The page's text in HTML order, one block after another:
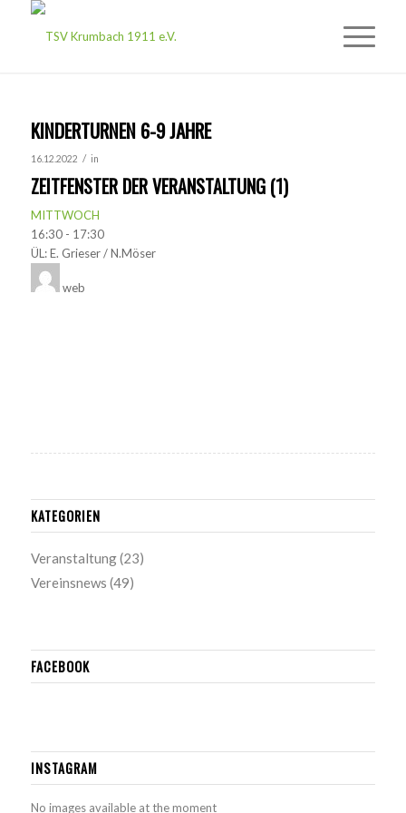
KINDERTURNEN 6-9 JAHRE
16.12.2022 / in
ZEITFENSTER DER VERANSTALTUNG (1)
MITTWOCH
16:30- 17:30
ÜL: E. Grieser / N.Möser
web
KATEGORIEN
Veranstaltung(23)
Vereinsnews (49)
FACEBOOK
INSTAGRAM
No images available at the moment